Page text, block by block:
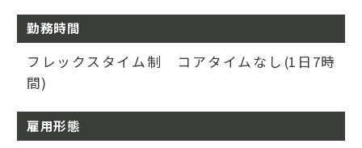
勤務時間
フレックスタイム制 コアタイムなし(1日7時
間)
雇用形態